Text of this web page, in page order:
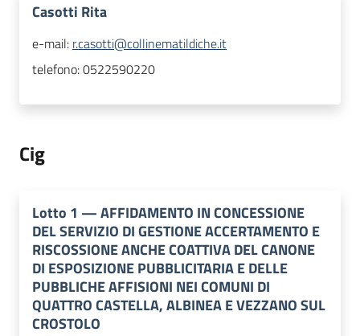
Casotti Rita
e-mail: r.casotti@collinematildiche.it
telefono:0522590220
Cig
Lotto 1 —AFFIDAMENTO IN CONCESSIONE
DEL SERVIZIO DI GESTIONE ACCERTAMENTO E
RISCOSSIONE ANCHE COATTIVA DEL CANONE
DI ESPOSIZIONE PUBBLICITARIA E DELLE
PUBBLICHE AFFISIONI NEI COMUNI DI
QUATTRO CASTELLA, ALBINEA E VEZZANO SUL
CROSTOLO